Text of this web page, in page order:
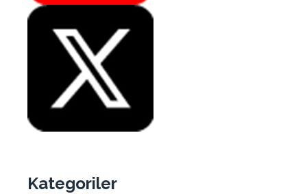
Kategoriler